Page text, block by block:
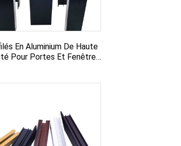
En Aluminium De Haute
Pour Portes Et Fenêtres